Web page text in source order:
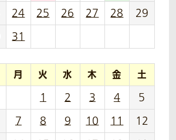
24 25 26 27 28
29
31
月 火 水 木 金 土
1 2 3 4
5
7 8 9 10 11
12